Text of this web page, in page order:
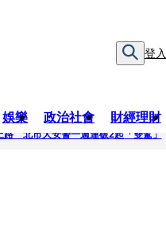
登入
娛樂 政治社會 財經理財
路 北市大安警一週連破2起「雙駕」